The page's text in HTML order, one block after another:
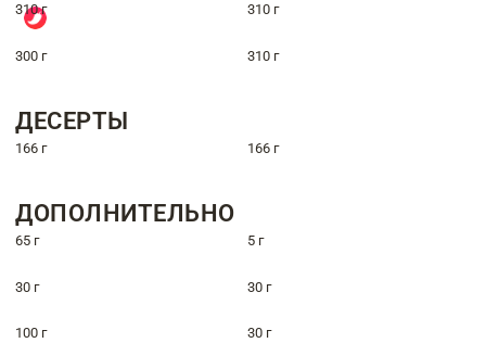
310 г 310 г
300 г 310 г
ДЕСЕРТЫ
166 г 166 г
ДОПОЛНИТЕЛЬНО
65 г 5 г
30 г 30 г
100 г 30 г